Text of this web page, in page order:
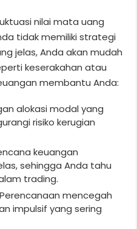
nilai mata uang
tidak memiliki strategi
jelas, Anda akan mudah
keserakahan atau
membantu Anda:
alokasi modal yang
risiko kerugian
keuangan
sehingga Anda tahu
trading.
mencegah
impulsif yang sering